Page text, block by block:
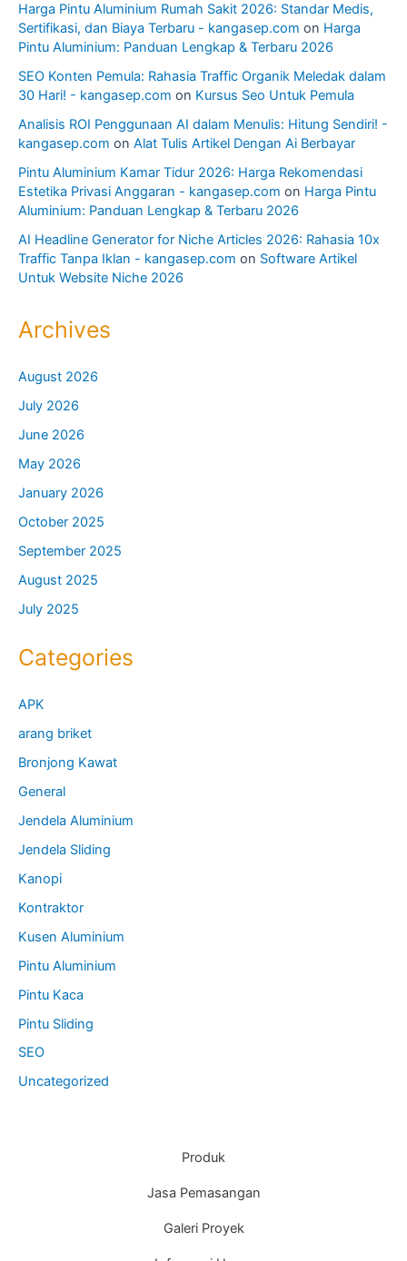
Harga Pintu Aluminium Rumah Sakit 2026: Standar Medis,
Sertifikasi, dan Biaya Terbaru - kangasep.com on Harga
Pintu Aluminium: Panduan Lengkap & Terbaru 2026
SEO Konten Pemula: Rahasia Traffic Organik Meledak dalam
30 Hari! - kangasep.com on Kursus Seo Untuk Pemula
Analisis ROI Penggunaan AI dalam Menulis: Hitung Sendiri! -
kangasep.com on Alat Tulis Artikel Dengan Ai Berbayar
Pintu Aluminium Kamar Tidur 2026: Harga Rekomendasi
Estetika Privasi Anggaran - kangasep.com on Harga Pintu
Aluminium: Panduan Lengkap & Terbaru 2026
AI Headline Generator for Niche Articles 2026: Rahasia 10x
Traffic Tanpa Iklan - kangasep.com on Software Artikel
Untuk Website Niche 2026
Archives
August 2026
July 2026
June 2026
May 2026
January 2026
October 2025
September 2025
August 2025
July 2025
Categories
APK
arang briket
Bronjong Kawat
General
Jendela Aluminium
Jendela Sliding
Kanopi
Kontraktor
Kusen Aluminium
Pintu Aluminium
Pintu Kaca
Pintu Sliding
SEO
Uncategorized
Produk
Jasa Pemasangan
Galeri Proyek